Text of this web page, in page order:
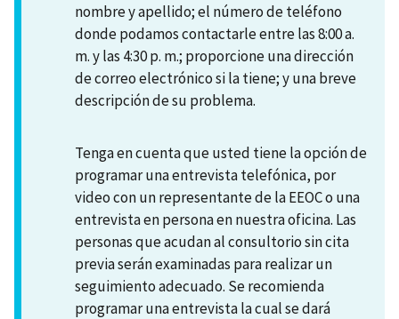
nombre y apellido; el número de teléfono
donde podamos contactarle entre las 8:00 a.
m. y las 4:30 p. m.; proporcione una dirección
de correo electrónico si la tiene; y una breve
descripción de su problema.
Tenga en cuenta que usted tiene la opción de
programar una entrevista telefónica, por
video con un representante de la EEOC o una
entrevista en persona en nuestra oficina. Las
personas que acudan al consultorio sin cita
previa serán examinadas para realizar un
seguimiento adecuado. Se recomienda
programar una entrevista la cual se dará